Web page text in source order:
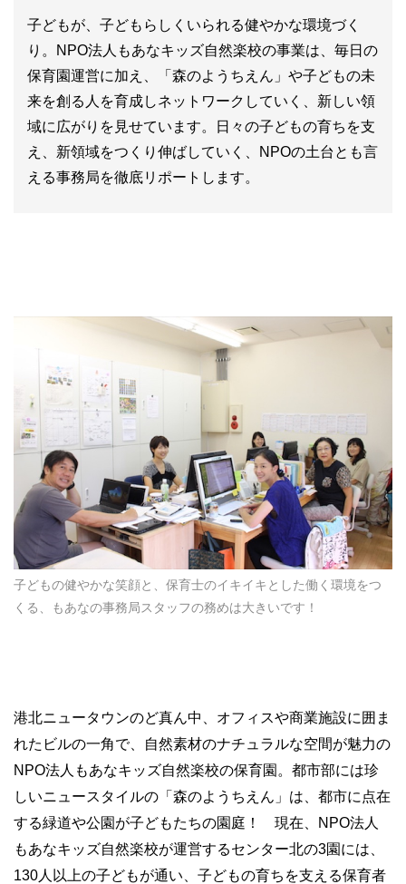
子どもが、子どもらしくいられる健やかな環境づく
り。NPO法人もあなキッズ自然楽校の事業は、毎日の
保育園運営に加え、「森のようちえん」や子どもの未
来を創る人を育成しネットワークしていく、新しい領
域に広がりを見せています。日々の子どもの育ちを支
え、新領域をつくり伸ばしていく、NPOの土台とも言
える事務局を徹底リポートします。
子どもの健やかな笑顔と、保育士のイキイキとした働く環境をつ
くる、もあなの事務局スタッフの務めは大きいです！
港北ニュータウンのど真ん中、オフィスや商業施設に囲ま
れたビルの一角で、自然素材のナチュラルな空間が魅力の
NPO法人もあなキッズ自然楽校の保育園。都市部には珍
しいニュースタイルの「森のようちえん」は、都市に点在
する緑道や公園が子どもたちの園庭！ 現在、NPO法人
もあなキッズ自然楽校が運営するセンター北の3園には、
130人以上の子どもが通い、子どもの育ちを支える保育者